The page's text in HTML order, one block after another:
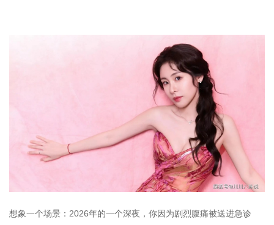
想象一个场景：2026年的一个深夜，你因为剧烈腹痛被送进急诊